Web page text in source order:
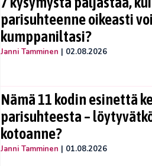
parisuhteenne oikeasti
kumppaniltasi?
Janni Tamminen | 02.08.2026
Nämä 11 kodin esinettä
parisuhteesta –
kotoanne?
Janni Tamminen | 01.08.2026